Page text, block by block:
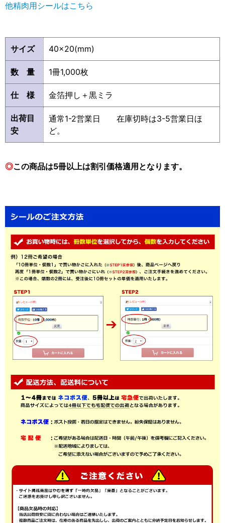
他精肉用シールはこちら
サイズ 40×20(mm)
数 量 1冊1,000枚
仕 様 金箔押し＋黒ミラ
出荷目
安
通常1-2営業日 在庫切時は3-5営業日ほ
ど。
◎この商品は5冊以上は割引価格適用となります。